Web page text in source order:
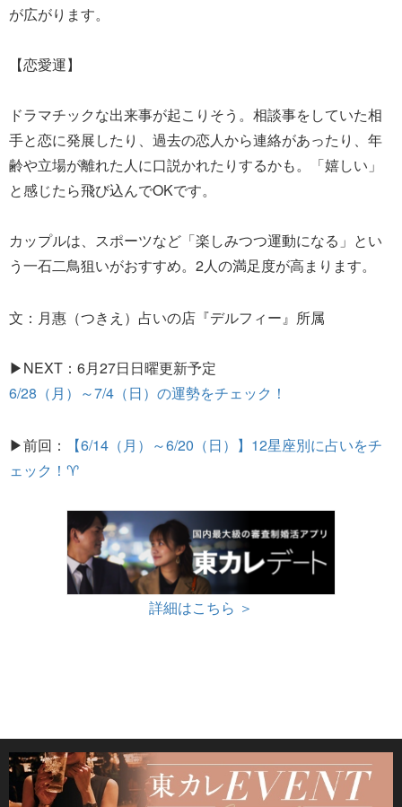
が広がります。
【恋愛運】
ドラマチックな出来事が起こりそう。相談事をしていた相
手と恋に発展したり、過去の恋人から連絡があったり、年
齢や立場が離れた人に口説かれたりするかも。「嬉しい」
と感じたら飛び込んでOKです。
カップルは、スポーツなど「楽しみつつ運動になる」とい
う一石二鳥狙いがおすすめ。2人の満足度が高まります。
文：月惠（つきえ）占いの店『デルフィー』所属
▶NEXT：6月27日日曜更新予定
6/28（月）～7/4（日）の運勢をチェック！
▶前回：
【6/14（月）～6/20（日）】12星座別に占いをチ
ェック！♈
詳細はこちら ＞